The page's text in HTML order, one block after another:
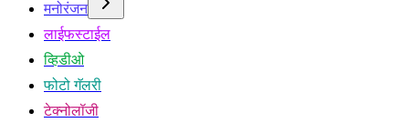
मनोरंजन
लाईफस्टाईल
व्हिडीओ
फोटो गॅलरी
टेक्नोलॉजी